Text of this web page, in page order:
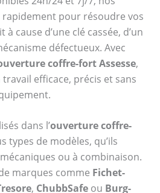
pour résoudre vos
cause d’une clé cassée, d’un
défectueux. Avec
coffre-fort Assesse,
efficace, précis et sans
dans l’ouverture coffre-
types de modèles, qu’ils
ou à combinaison.
marques comme Fichet-
, ChubbSafe ou Burg-